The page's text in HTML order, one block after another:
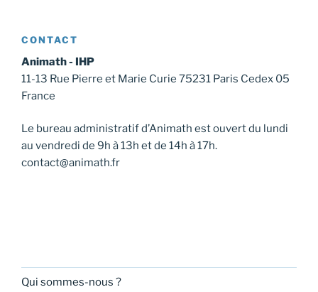
CONTACT
Animath - IHP
11-13 Rue Pierre et Marie Curie 75231 Paris Cedex 05
France
Le bureau administratif d’Animath est ouvert du lundi
au vendredi de 9h à 13h et de 14h à 17h.
contact@animath.fr
Qui sommes-nous ?